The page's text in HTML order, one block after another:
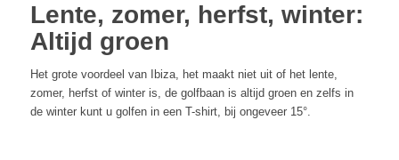
Lente, zomer, herfst, winter:
Altijd groen
Het grote voordeel van Ibiza, het maakt niet uit of het lente,
zomer, herfst of winter is, de golfbaan is altijd groen en zelfs in
de winter kunt u golfen in een T-shirt, bij ongeveer 15°.